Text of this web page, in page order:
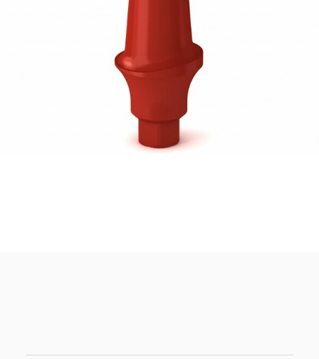
Ajouter au panier